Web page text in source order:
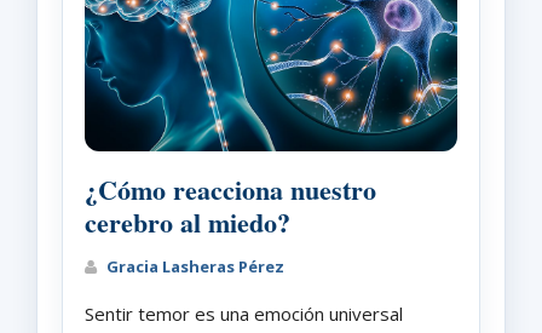
¿Cómo reacciona nuestro
cerebro al miedo?
Gracia Lasheras Pérez
Sentir temor es una emoción universal